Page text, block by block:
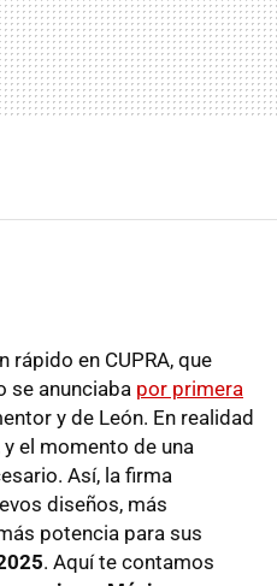
rápido en CUPRA, que
se anunciaba por primera
y de León. En realidad
el momento de una
Así, la firma
diseños, más
potencia para sus
. Aquí te contamos